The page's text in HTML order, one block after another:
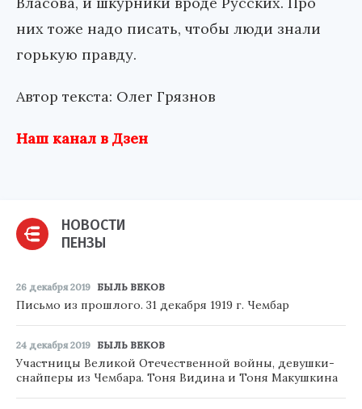
них тоже надо писать, чтобы люди знали
горькую правду.
Автор текста: Олег Грязнов
Наш канал в Дзен
НОВОСТИ
ПЕНЗЫ
26 декабря 2019 БЫЛЬ ВЕКОВ
Письмо из прошлого. 31 декабря 1919 г. Чембар
24 декабря 2019 БЫЛЬ ВЕКОВ
Участницы Великой Отечественной войны, девушки-
снайперы из Чембара. Тоня Видина и Тоня Макушкина